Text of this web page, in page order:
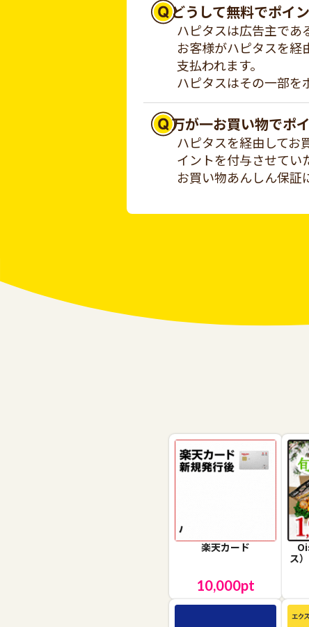
どうして無料でポイ
ハピタスは広告主であ
お客様がハピタスを経
支払われます。
ハピタスはその一部を
万が一お買い物でポ
ハピタスを経由してお
イントを付与させてい
お買い物あんしん保証
楽天カード
10,000pt
ス